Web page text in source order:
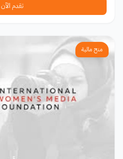
تقدم الآن
منح مالية